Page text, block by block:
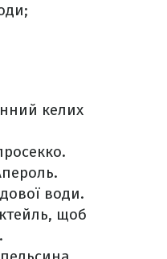
келих
води.
щоб